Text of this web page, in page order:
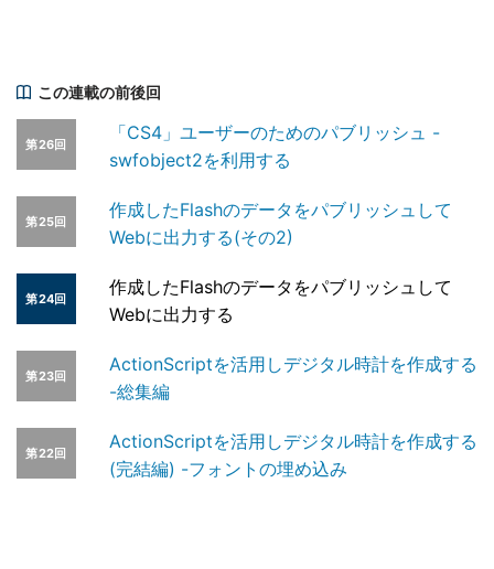
この連載の前後回
第26回
「CS4」ユーザーのためのパブリッシュ -
swfobject2を利用する
第25回
作成したFlashのデータをパブリッシュして
Webに出力する(その2)
第24回
作成したFlashのデータをパブリッシュして
Webに出力する
第23回
ActionScriptを活用しデジタル時計を作成する
-総集編
第22回
ActionScriptを活用しデジタル時計を作成する
(完結編) -フォントの埋め込み